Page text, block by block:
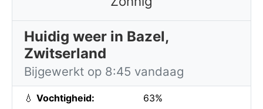
Huidig weer in Bazel,
Zwitserland
Bijgewerkt op 8:45 vandaag
💧 Vochtigheid: 63%